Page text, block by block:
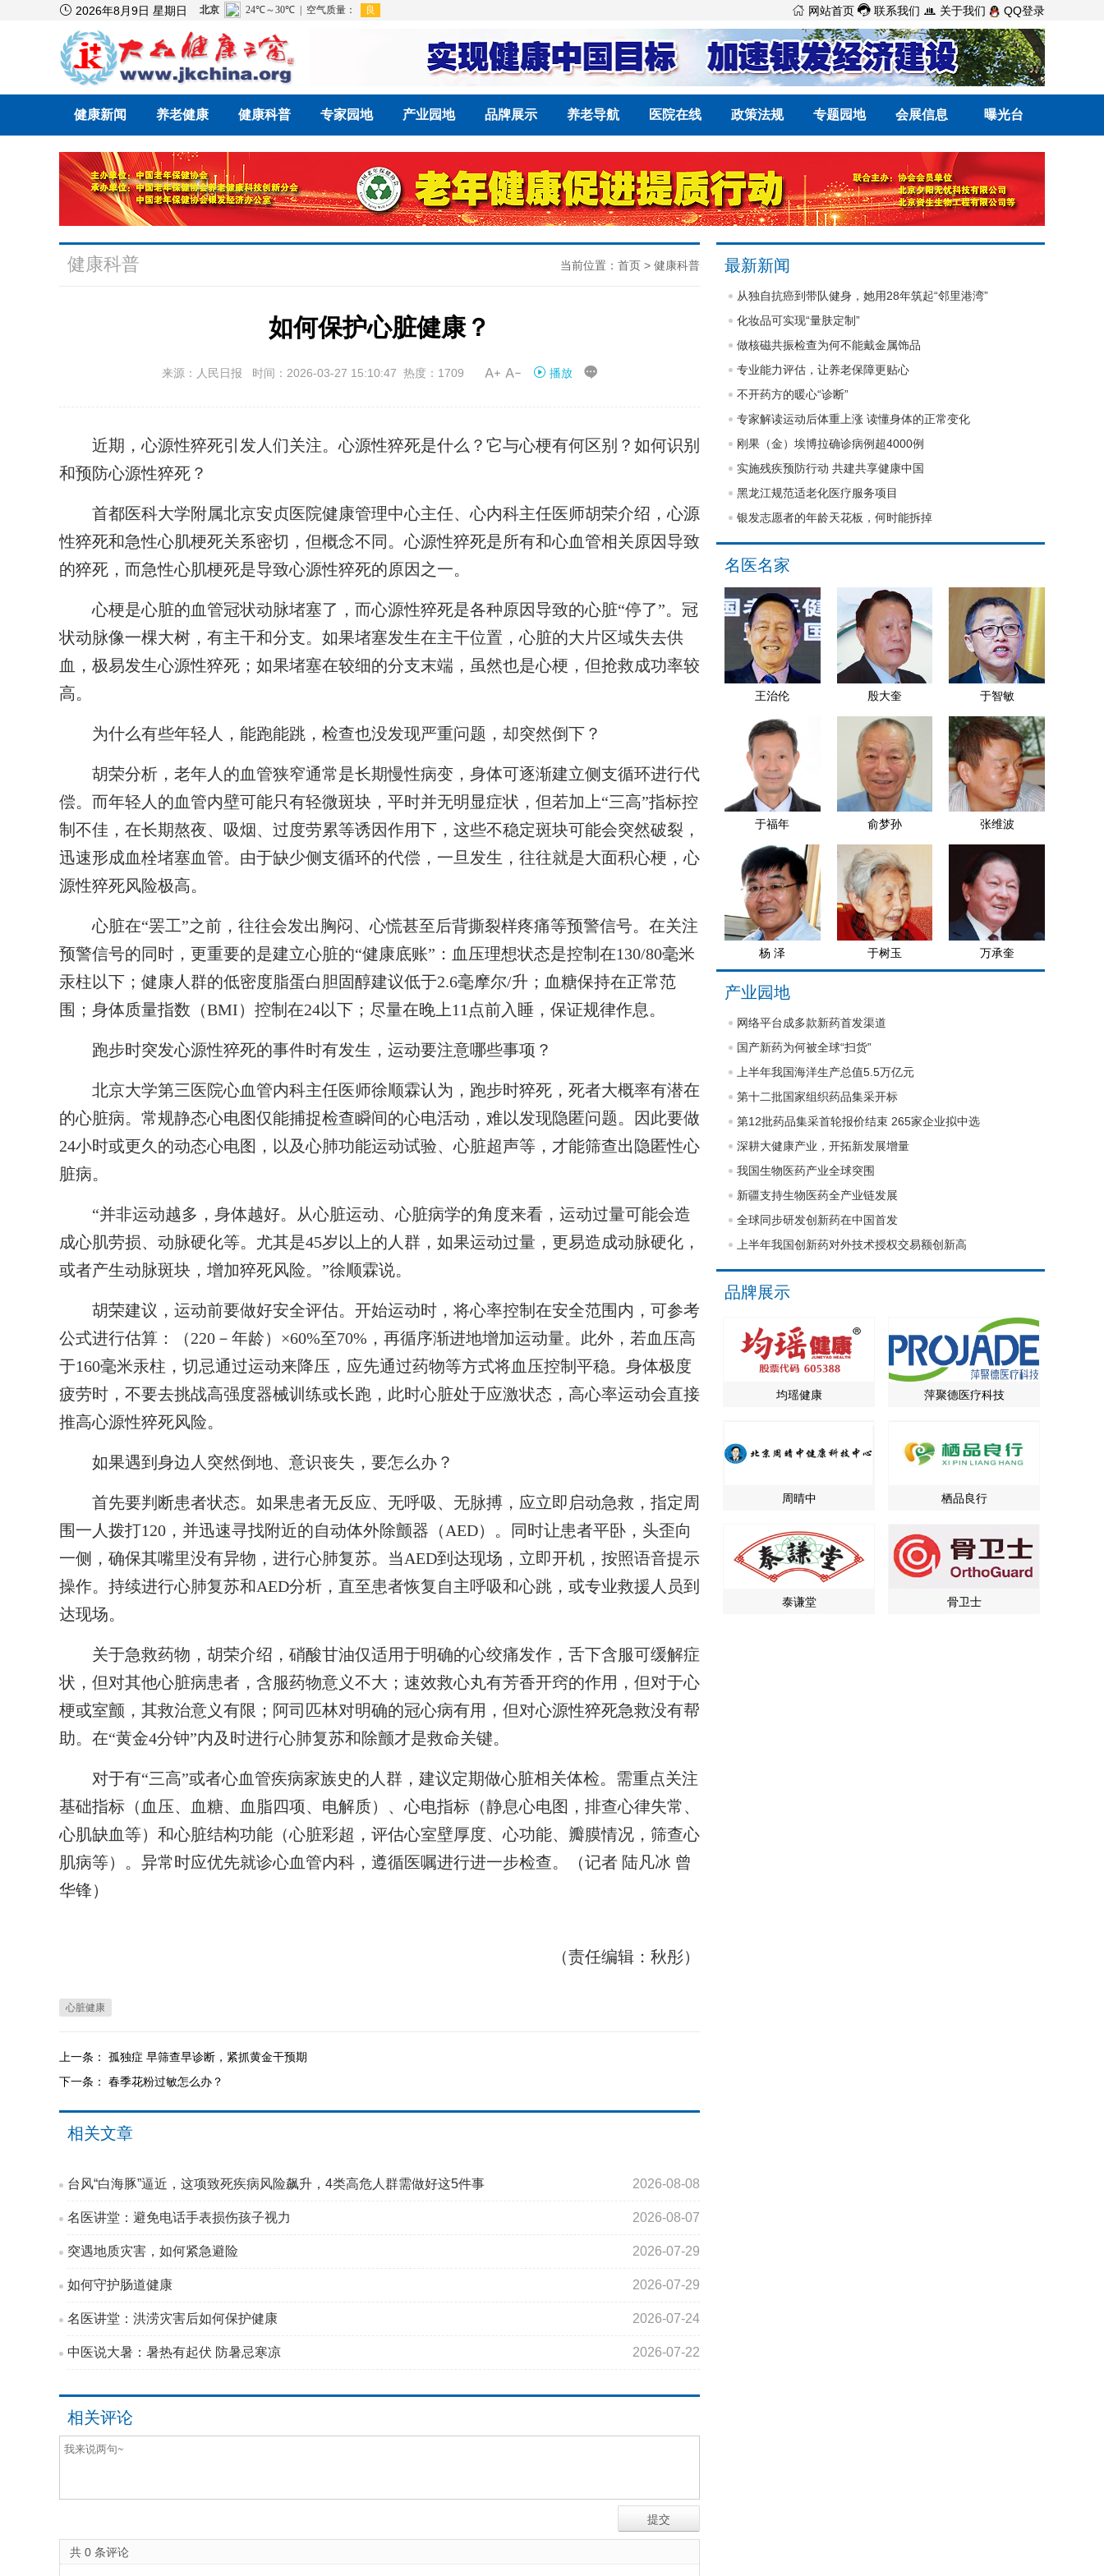
 2026年8月9日 星期日  网站首页  联系我们  关于我们 QQ登录
健康新闻 养老健康 健康科普 专家园地 产业园地 品牌展示 养老导航 医院在线 政策法规 专题园地 会展信息 曝光台
健康科普 当前位置： 首页 > 健康科普
如何保护心脏健康？
来源：人民日报 时间：2026-03-27 15:10:47 热度：1709  播放 
近期，心源性猝死引发人们关注。心源性猝死是什么？它与心梗有何区别？如何识别
和预防心源性猝死？
首都医科大学附属北京安贞医院健康管理中心主任、心内科主任医师胡荣介绍，心源
性猝死和急性心肌梗死关系密切，但概念不同。心源性猝死是所有和心血管相关原因导致
的猝死，而急性心肌梗死是导致心源性猝死的原因之一。
心梗是心脏的血管冠状动脉堵塞了，而心源性猝死是各种原因导致的心脏“停了”。冠
状动脉像一棵大树，有主干和分支。如果堵塞发生在主干位置，心脏的大片区域失去供
血，极易发生心源性猝死；如果堵塞在较细的分支末端，虽然也是心梗，但抢救成功率较
高。
为什么有些年轻人，能跑能跳，检查也没发现严重问题，却突然倒下？
胡荣分析，老年人的血管狭窄通常是长期慢性病变，身体可逐渐建立侧支循环进行代
偿。而年轻人的血管内壁可能只有轻微斑块，平时并无明显症状，但若加上“三高”指标控
制不佳，在长期熬夜、吸烟、过度劳累等诱因作用下，这些不稳定斑块可能会突然破裂，
迅速形成血栓堵塞血管。由于缺少侧支循环的代偿，一旦发生，往往就是大面积心梗，心
源性猝死风险极高。
心脏在“罢工”之前，往往会发出胸闷、心慌甚至后背撕裂样疼痛等预警信号。在关注
预警信号的同时，更重要的是建立心脏的“健康底账”：血压理想状态是控制在130/80毫米
汞柱以下；健康人群的低密度脂蛋白胆固醇建议低于2.6毫摩尔/升；血糖保持在正常范
围；身体质量指数（BMI）控制在24以下；尽量在晚上11点前入睡，保证规律作息。
跑步时突发心源性猝死的事件时有发生，运动要注意哪些事项？
北京大学第三医院心血管内科主任医师徐顺霖认为，跑步时猝死，死者大概率有潜在
的心脏病。常规静态心电图仅能捕捉检查瞬间的心电活动，难以发现隐匿问题。因此要做
24小时或更久的动态心电图，以及心肺功能运动试验、心脏超声等，才能筛查出隐匿性心
脏病。
“并非运动越多，身体越好。从心脏运动、心脏病学的角度来看，运动过量可能会造
成心肌劳损、动脉硬化等。尤其是45岁以上的人群，如果运动过量，更易造成动脉硬化，
或者产生动脉斑块，增加猝死风险。”徐顺霖说。
胡荣建议，运动前要做好安全评估。开始运动时，将心率控制在安全范围内，可参考
公式进行估算：（220－年龄）×60%至70%，再循序渐进地增加运动量。此外，若血压高
于160毫米汞柱，切忌通过运动来降压，应先通过药物等方式将血压控制平稳。身体极度
疲劳时，不要去挑战高强度器械训练或长跑，此时心脏处于应激状态，高心率运动会直接
推高心源性猝死风险。
如果遇到身边人突然倒地、意识丧失，要怎么办？
首先要判断患者状态。如果患者无反应、无呼吸、无脉搏，应立即启动急救，指定周
围一人拨打120，并迅速寻找附近的自动体外除颤器（AED）。同时让患者平卧，头歪向
一侧，确保其嘴里没有异物，进行心肺复苏。当AED到达现场，立即开机，按照语音提示
操作。持续进行心肺复苏和AED分析，直至患者恢复自主呼吸和心跳，或专业救援人员到
达现场。
关于急救药物，胡荣介绍，硝酸甘油仅适用于明确的心绞痛发作，舌下含服可缓解症
状，但对其他心脏病患者，含服药物意义不大；速效救心丸有芳香开窍的作用，但对于心
梗或室颤，其救治意义有限；阿司匹林对明确的冠心病有用，但对心源性猝死急救没有帮
助。在“黄金4分钟”内及时进行心肺复苏和除颤才是救命关键。
对于有“三高”或者心血管疾病家族史的人群，建议定期做心脏相关体检。需重点关注
基础指标（血压、血糖、血脂四项、电解质）、心电指标（静息心电图，排查心律失常、
心肌缺血等）和心脏结构功能（心脏彩超，评估心室壁厚度、心功能、瓣膜情况，筛查心
肌病等）。异常时应优先就诊心血管内科，遵循医嘱进行进一步检查。（记者 陆凡冰 曾
华锋）
（责任编辑：秋彤）
心脏健康
上一条： 孤独症 早筛查早诊断，紧抓黄金干预期
下一条： 春季花粉过敏怎么办？
相关文章
台风“白海豚”逼近，这项致死疾病风险飙升，4类高危人群需做好这5件事 2026-08-08
名医讲堂：避免电话手表损伤孩子视力 2026-08-07
突遇地质灾害，如何紧急避险 2026-07-29
如何守护肠道健康 2026-07-29
名医讲堂：洪涝灾害后如何保护健康 2026-07-24
中医说大暑：暑热有起伏 防暑忌寒凉 2026-07-22
相关评论
共 0 条评论
最新新闻
从独自抗癌到带队健身，她用28年筑起“邻里港湾”
化妆品可实现“量肤定制”
做核磁共振检查为何不能戴金属饰品
专业能力评估，让养老保障更贴心
不开药方的暖心“诊断”
专家解读运动后体重上涨 读懂身体的正常变化
刚果（金）埃博拉确诊病例超4000例
实施残疾预防行动 共建共享健康中国
黑龙江规范适老化医疗服务项目
银发志愿者的年龄天花板，何时能拆掉
名医名家
王治伦 殷大奎 于智敏
于福年 俞梦孙 张维波
杨 泽 于树玉 万承奎
产业园地
网络平台成多款新药首发渠道
国产新药为何被全球“扫货”
上半年我国海洋生产总值5.5万亿元
第十二批国家组织药品集采开标
第12批药品集采首轮报价结束 265家企业拟中选
深耕大健康产业，开拓新发展增量
我国生物医药产业全球突围
新疆支持生物医药全产业链发展
全球同步研发创新药在中国首发
上半年我国创新药对外技术授权交易额创新高
品牌展示
均瑶健康 萍聚德医疗科技
周晴中 栖品良行
泰谦堂 骨卫士